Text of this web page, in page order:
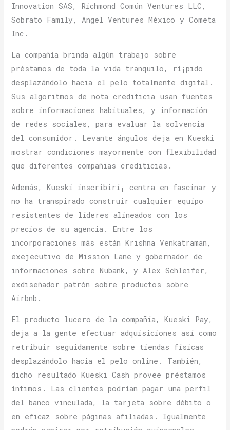
Innovation SAS, Richmond Común Ventures LLC,
Sobrato Family, Angel Ventures México y Cometa
Inc.
La compañía brinda algún trabajo sobre
préstamos de toda la vida tranquilo, rí¡pido
desplazándolo hacia el pelo totalmente digital.
Sus algoritmos de nota crediticia usan fuentes
sobre informaciones habituales, y información
de redes sociales, para evaluar la solvencia
del consumidor. Levante ángulos deja en Kueski
mostrar condiciones mayormente con flexibilidad
que diferentes compañias crediticias.
Además, Kueski inscribirí¡ centra en fascinar y
no ha transpirado construir cualquier equipo
resistentes de líderes alineados con los
precios de su agencia. Entre los
incorporaciones más están Krishna Venkatraman,
exejecutivo de Mission Lane y gobernador de
informaciones sobre Nubank, y Alex Schleifer,
exdiseñador patrón sobre productos sobre
Airbnb.
El producto lucero de la compañía, Kueski Pay,
deja a la gente efectuar adquisiciones así­ como
retribuir seguidamente sobre tiendas físicas
desplazándolo hacia el pelo online. También,
dicho resultado Kueski Cash provee préstamos
íntimos. Las clientes podrían pagar una perfil
del banco vinculada, la tarjeta sobre débito o
en eficaz sobre páginas afiliadas. Igualmente